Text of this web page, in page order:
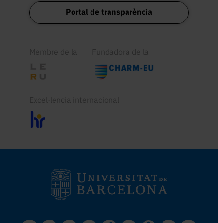
Portal de transparència
Membre de la Fundadora de la
Excel·lència internacional